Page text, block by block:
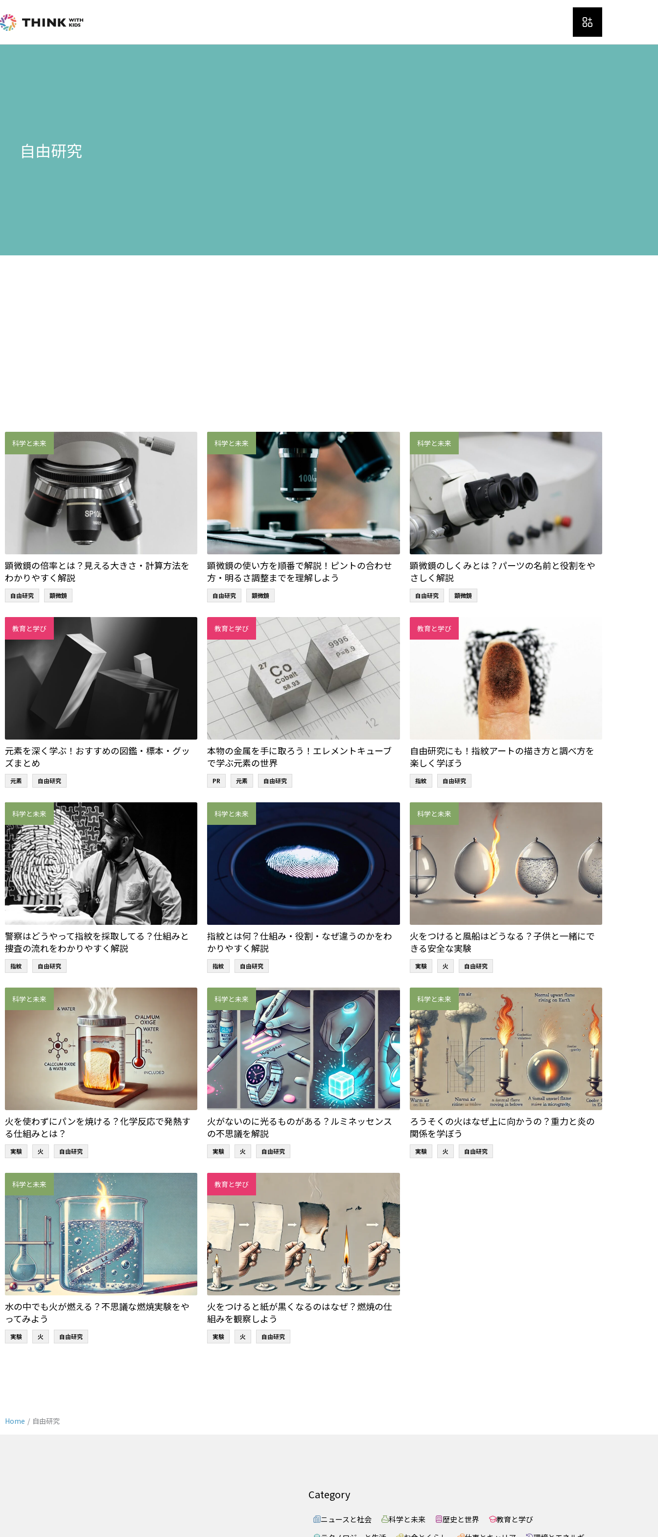
容
自由研究
科学と未来
顕微鏡の倍率とは？見える大きさ・計算方法を
わかりやすく解説
自由研究 顕微鏡
科学と未来
顕微鏡の使い方を順番で解説！ピントの合わせ
方・明るさ調整までを理解しよう
自由研究 顕微鏡
科学と未来
顕微鏡のしくみとは？パーツの名前と役割をや
さしく解説
自由研究 顕微鏡
教育と学び
元素を深く学ぶ！おすすめの図鑑・標本・グッ
ズまとめ
元素 自由研究
教育と学び
本物の金属を手に取ろう！エレメントキューブ
で学ぶ元素の世界
PR 元素 自由研究
教育と学び
自由研究にも！指紋アートの描き方と調べ方を
楽しく学ぼう
指紋 自由研究
科学と未来
警察はどうやって指紋を採取してる？仕組みと
捜査の流れをわかりやすく解説
指紋 自由研究
科学と未来
指紋とは何？仕組み・役割・なぜ違うのかをわ
かりやすく解説
指紋 自由研究
科学と未来
火をつけると風船はどうなる？子供と一緒にで
きる安全な実験
実験 火 自由研究
科学と未来
火を使わずにパンを焼ける？化学反応で発熱す
る仕組みとは？
実験 火 自由研究
科学と未来
火がないのに光るものがある？ルミネッセンス
の不思議を解説
実験 火 自由研究
科学と未来
ろうそくの火はなぜ上に向かうの？重力と炎の
関係を学ぼう
実験 火 自由研究
科学と未来
水の中でも火が燃える？不思議な燃焼実験をや
ってみよう
実験 火 自由研究
教育と学び
火をつけると紙が黒くなるのはなぜ？燃焼の仕
組みを観察しよう
実験 火 自由研究
Home / 自由研究
Category
ニュースと社会 科学と未来 歴史と世界
教育と学び